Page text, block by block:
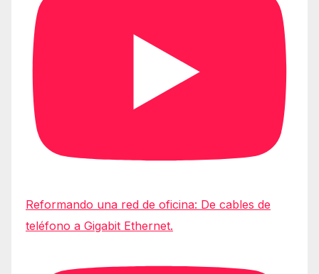
Reformando una red de oficina: De cables de
teléfono a Gigabit Ethernet.